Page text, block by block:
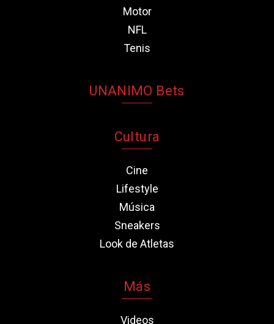
Motor
NFL
Tenis
UNANIMO Bets
Cultura
Cine
Lifestyle
Música
Sneakers
Look de Atletas
Más
Videos